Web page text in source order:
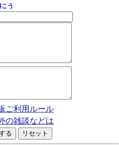
う
ご利用ルール
の雑談などは